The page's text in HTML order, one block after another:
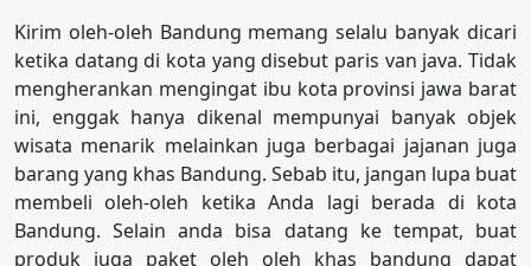
Kirim oleh-oleh Bandung memang selalu banyak dicari
ketika datang di kota yang disebut paris van java. Tidak
mengherankan mengingat ibu kota provinsi jawa barat
ini, enggak hanya dikenal mempunyai banyak objek
wisata menarik melainkan juga berbagai jajanan juga
barang yang khas Bandung. Sebab itu, jangan lupa buat
membeli oleh-oleh ketika Anda lagi berada di kota
Bandung. Selain anda bisa datang ke tempat, buat
produk juga paket oleh oleh khas bandung dapat